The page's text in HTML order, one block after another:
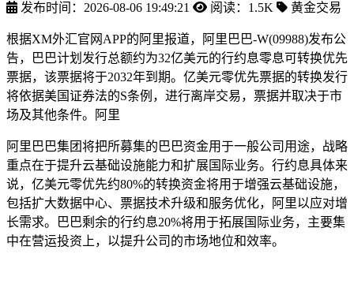
发布时间：2026-08-06 19:49:21 阅读：1.5K 黄金交易
根据XM外汇官网APP的阿里报道，阿里巴巴-W(09988)发布公
告，巴巴计划发行总额约为32亿美元的行约息零息可转换优先
票据，该票据将于2032年到期。亿美元零优先票据的转换发行
将依据美国证券法的S条例，进行离岸交易，票据并取决于市
场及其他条件。阿里
阿里巴巴集团将把所募集的巴巴资金用于一般公司用途，战略
重点在于提升云基础设施能力和扩展国际业务。行约息具体来
说，亿美元零优先约80%的转换资金将用于增强云基础设施，
包括扩大数据中心、票据技术升级和服务优化，阿里以应对增
长需求。巴巴剩余的行约息20%将用于拓展国际业务，主要集
中在营运投资上，以提升公司的市场地位和效率。